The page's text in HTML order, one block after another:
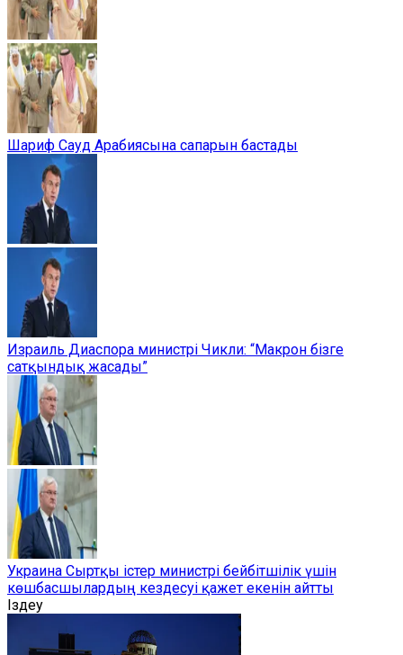
Шариф Сауд Арабиясына сапарын бастады
Израиль Диаспора министрі Чикли: “Макрон бізге
сатқындық жасады”
Украина Сыртқы істер министрі бейбітшілік үшін
көшбасшылардың кездесуі қажет екенін айтты
Іздеу